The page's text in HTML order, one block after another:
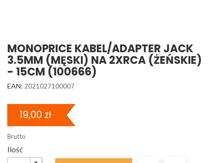
MONOPRICE KABEL/ADAPTER JACK
3.5MM (MĘSKI) NA 2XRCA (ŻEŃSKIE)
- 15CM (100666)
EAN: 2021027100007
19,00 zł
Brutto
Ilość